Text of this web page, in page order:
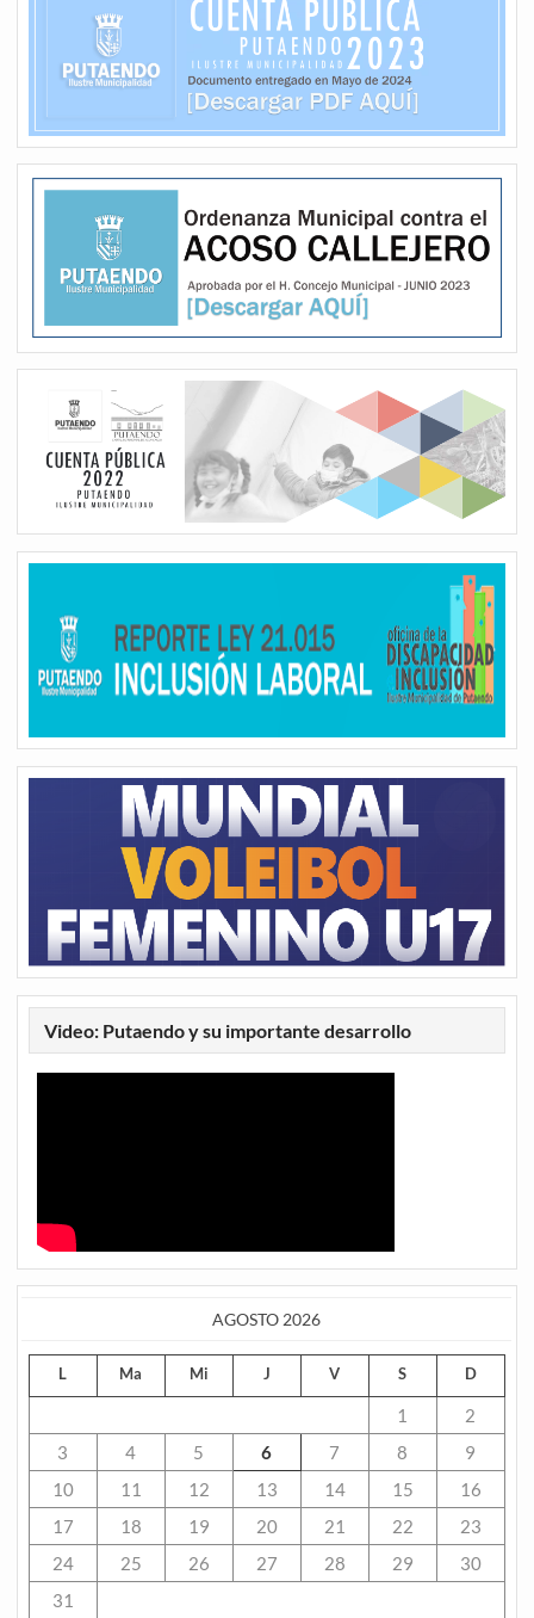
Video: Putaendo y su importante desarrollo
AGOSTO 2026
L Ma Mi J V S D
1
2
3
4 5 6 7 8
9
10
11 12 13 14 15
16
17
18 19 20 21 22
23
24
25 26 27 28 29
30
31